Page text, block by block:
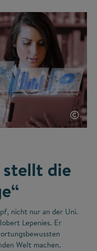
©
stellt die
nicht nur an der Uni.
Lepenies. Er
Welt machen.